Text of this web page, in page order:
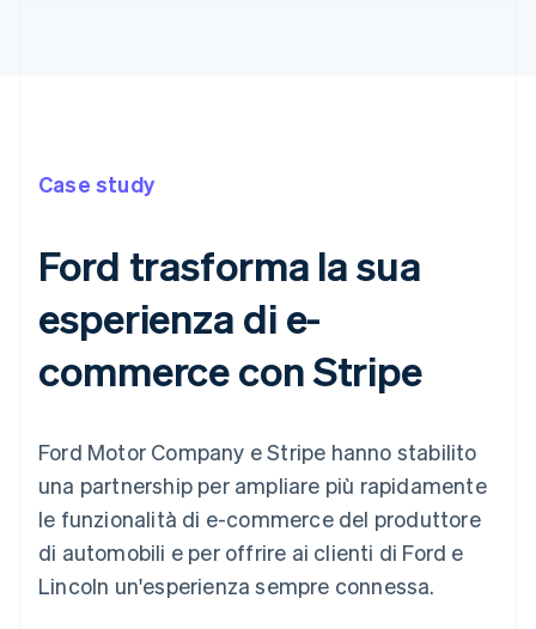
Case study
Ford trasforma la sua
esperienza di e-
commerce con Stripe
Ford Motor Company e Stripe hanno stabilito
una partnership per ampliare più rapidamente
le funzionalità di e-commerce del produttore
di automobili e per offrire ai clienti di Ford e
Lincoln un'esperienza sempre connessa.